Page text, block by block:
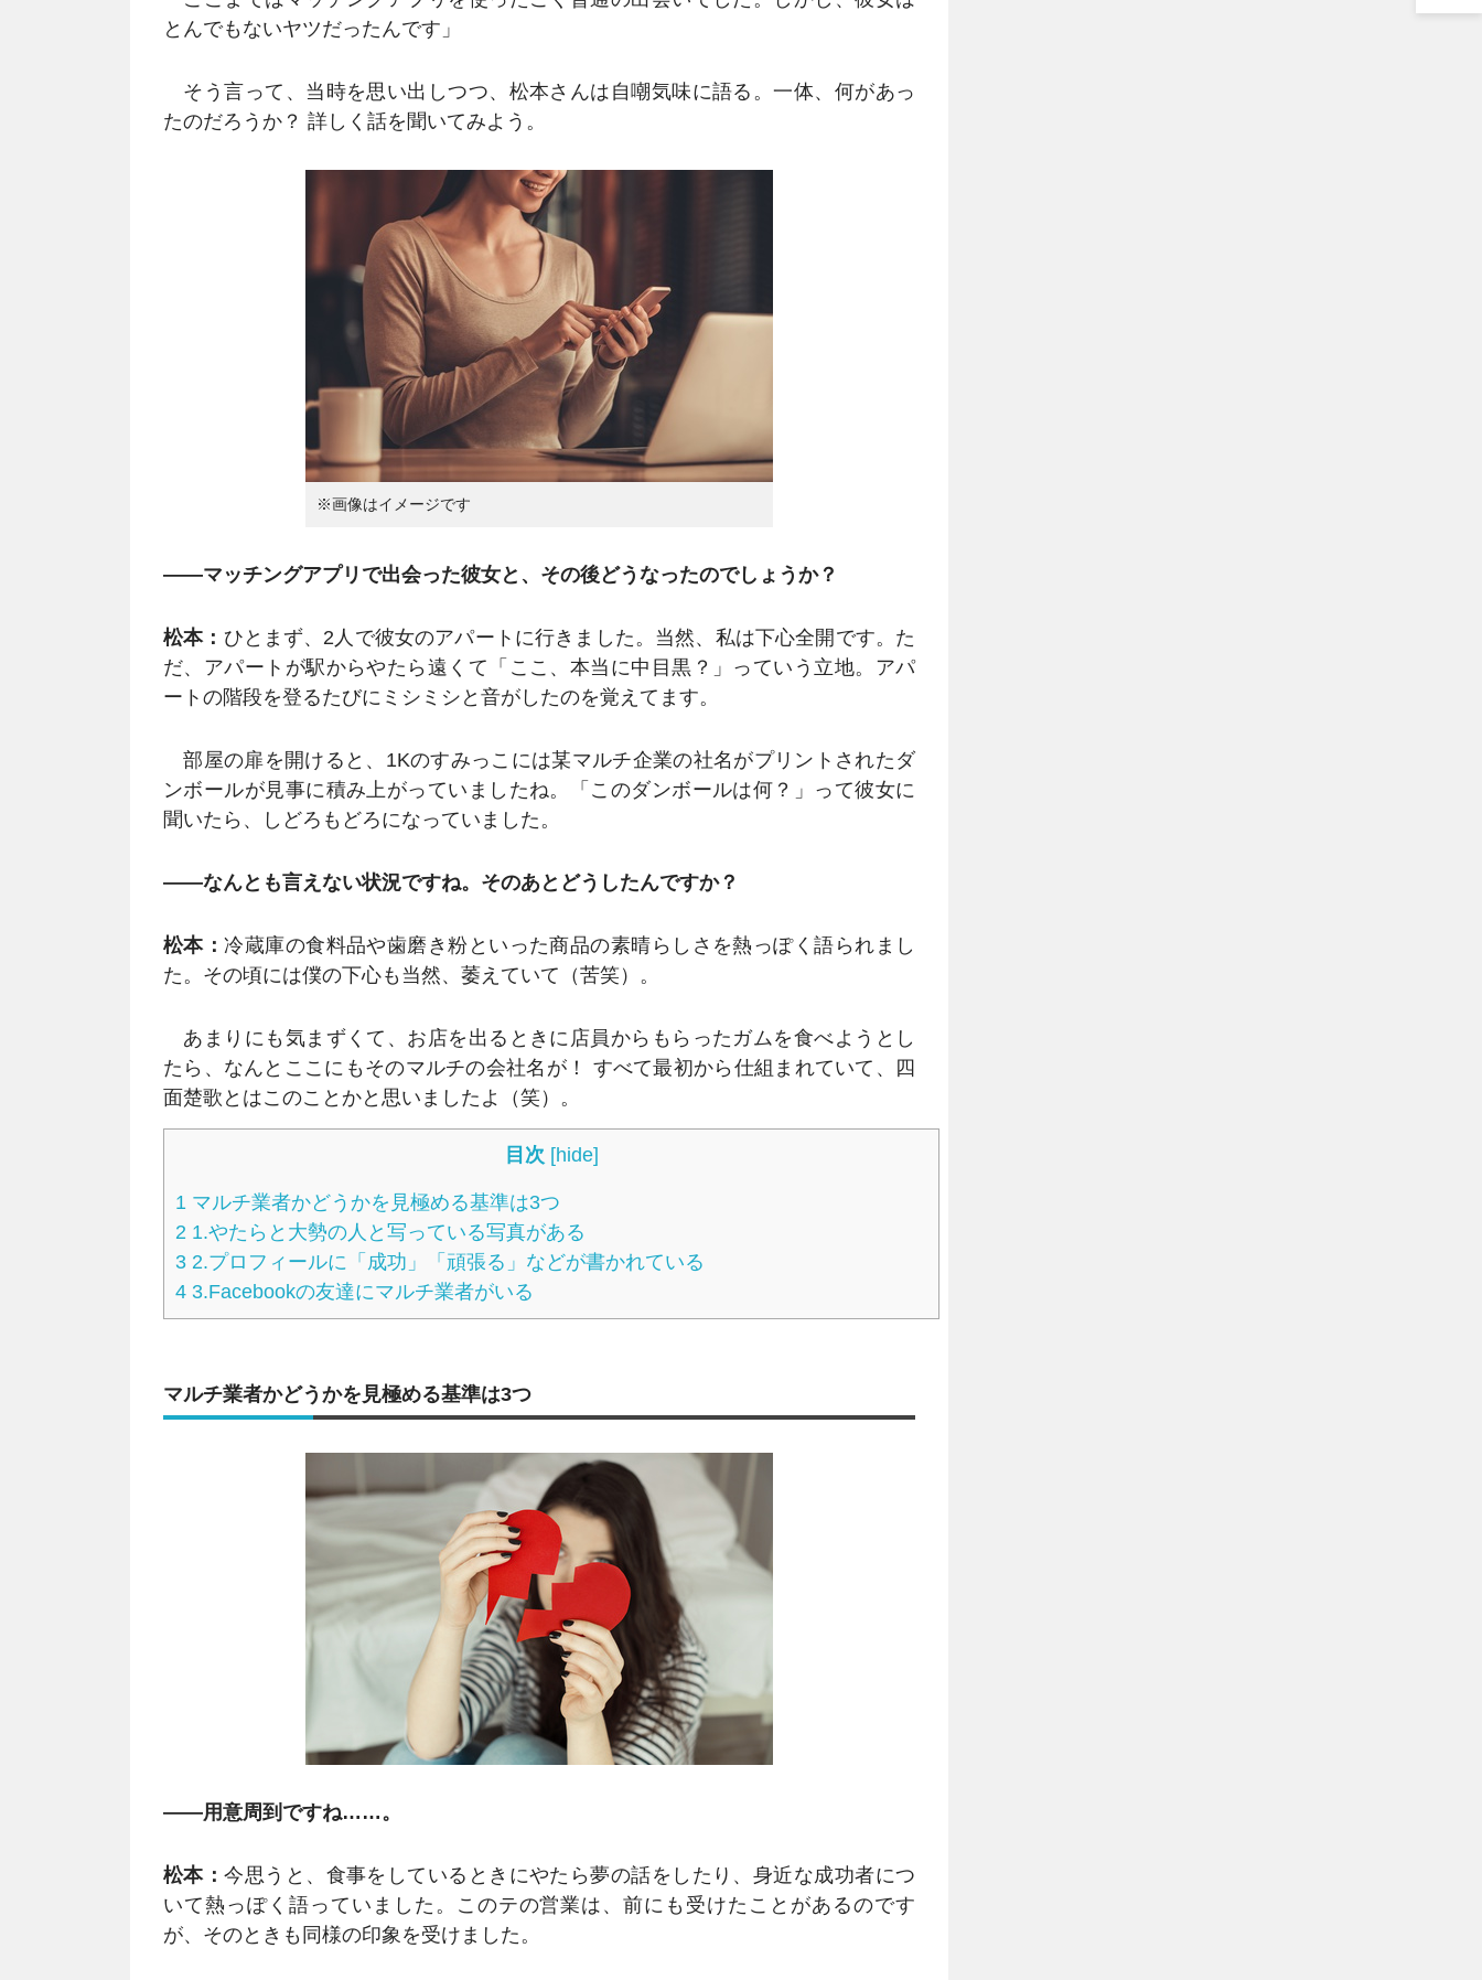
とんでもないヤツだったんです」
そう言って、当時を思い出しつつ、松本さんは自嘲気味に語る。一体、何があっ
たのだろうか？ 詳しく話を聞いてみよう。
※画像はイメージです
――マッチングアプリで出会った彼女と、その後どうなったのでしょうか？
松本： ひとまず、2人で彼女のアパートに行きました。当然、私は下心全開です。た
だ、アパートが駅からやたら遠くて「ここ、本当に中目黒？」っていう立地。アパ
ートの階段を登るたびにミシミシと音がしたのを覚えてます。
部屋の扉を開けると、1Kのすみっこには某マルチ企業の社名がプリントされたダ
ンボールが見事に積み上がっていましたね。「このダンボールは何？」って彼女に
聞いたら、しどろもどろになっていました。
――なんとも言えない状況ですね。そのあとどうしたんですか？
松本：冷蔵庫の食料品や歯磨き粉といった商品の素晴らしさを熱っぽく語られまし
た。その頃には僕の下心も当然、萎えていて（苦笑）。
あまりにも気まずくて、お店を出るときに店員からもらったガムを食べようとし
たら、なんとここにもそのマルチの会社名が！ すべて最初から仕組まれていて、四
面楚歌とはこのことかと思いましたよ（笑）。
目次 [hide]
1 マルチ業者かどうかを見極める基準は3つ
2 1.やたらと大勢の人と写っている写真がある
3 2.プロフィールに「成功」「頑張る」などが書かれている
4 3.Facebookの友達にマルチ業者がいる
マルチ業者かどうかを見極める基準は3つ
――用意周到ですね……。
松本：今思うと、食事をしているときにやたら夢の話をしたり、身近な成功者につ
いて熱っぽく語っていました。このテの営業は、前にも受けたことがあるのです
が、そのときも同様の印象を受けました。